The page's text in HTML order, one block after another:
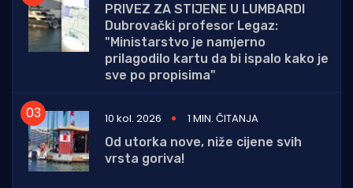
PRIVEZ ZA STIJENE U LUMBARDI
Dubrovački profesor Legaz:
"Ministarstvo je namjerno
prilagodilo kartu da bi ispalo kako je
sve po propisima"
10 kol. 2026
1 MIN. ČITANJA
Od utorka nove, niže cijene svih
vrsta goriva!